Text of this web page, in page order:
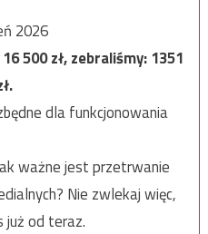
2026
16 500zł, zebraliśmy:1351
dla funkcjonowania
ważne jest przetrwanie
Nie zwlekaj więc,
już od teraz.